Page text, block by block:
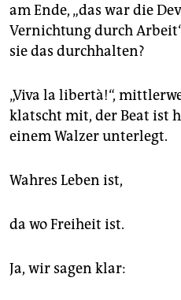
am Ende, „das war die
Vernichtung durch
sie das durchhalten?
„Viva la libertà!“,
klatscht mit, der Beat ist
einem Walzer unterlegt.
Wahres Leben ist,
da wo Freiheit ist.
Ja, wir sagen klar: